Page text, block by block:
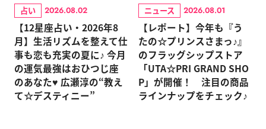
占い 2026.08.02
【12星座占い・2026年8
月】生活リズムを整えて仕
事も恋も充実の夏に♪ 今月
の運気最強はおひつじ座
のあなた♥ 広瀬淳の“教え
て☆デスティニー”
ニュース 2026.08.01
【レポート】今年も『う
たの☆プリンスさまっ♪』
のフラッグシップストア
「UTA☆PRI GRAND SHO
P」が開催！ 注目の商品
ラインナップをチェック♪